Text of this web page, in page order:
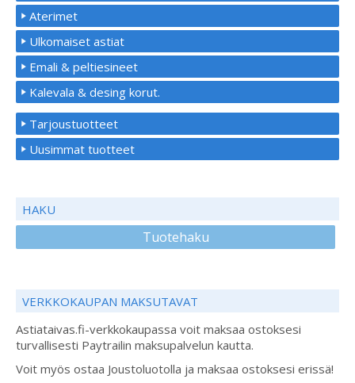
Aterimet
Ulkomaiset astiat
Emali & peltiesineet
Kalevala & desing korut.
Tarjoustuotteet
Uusimmat tuotteet
HAKU
Tuotehaku
VERKKOKAUPAN MAKSUTAVAT
Astiataivas.fi-verkkokaupassa voit maksaa ostoksesi
turvallisesti Paytrailin maksupalvelun kautta.
Voit myös ostaa Joustoluotolla ja maksaa ostoksesi erissä!